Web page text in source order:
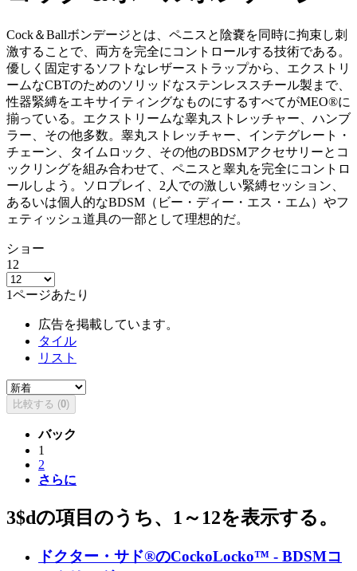
Cock＆Ballボンデージとは、ペニスと陰嚢を同時に拘束し刺
激することで、両方を完全にコントロールする技術である。
優しく固定するソフトなレザーストラップから、エクストリ
ームなCBTのためのソリッドなステンレススチール製まで、
性器緊縛をエキサイティングなものにするすべてがMEO®に
揃っている。エクストリームな睾丸ストレッチャー、ハンブ
ラー、その他多数。睾丸ストレッチャー、インテグレート・
チェーン、タイムロック、その他のBDSMアクセサリーとコ
ックリングを組み合わせて、ペニスと睾丸を完全にコントロ
ールしよう。ソロプレイ、2人での激しい緊縛セッション、
あるいは個人的なBDSM（ビー・ディー・エス・エム）やフ
ェティッシュ道具の一部として理想的だ。
ショー
12
1ページあたり
広告を掲載しています。
タイル
リスト
比較する (0)
バック
1
2
さらに
3$dの項目のうち、1～12を表示する。
ドクター・サド®のCockoLocko™ - BDSMコ